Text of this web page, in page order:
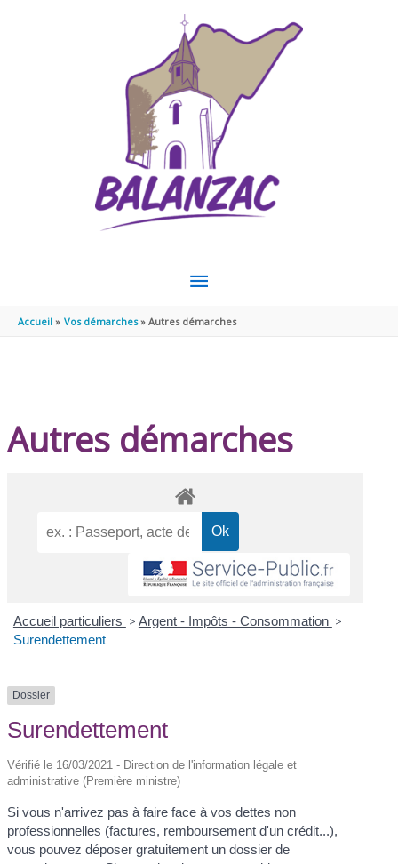
MENU
PRINCIPAL
Accueil Vos démarches Autres démarches
Autres démarches
Accueil particuliers > Argent - Impôts - Consommation >
Surendettement
Dossier
Surendettement
Vérifié le 16/03/2021 - Direction de l'information légale et
administrative (Première ministre)
Si vous n'arrivez pas à faire face à vos dettes non
professionnelles (factures, remboursement d'un crédit...),
vous pouvez déposer gratuitement un dossier de